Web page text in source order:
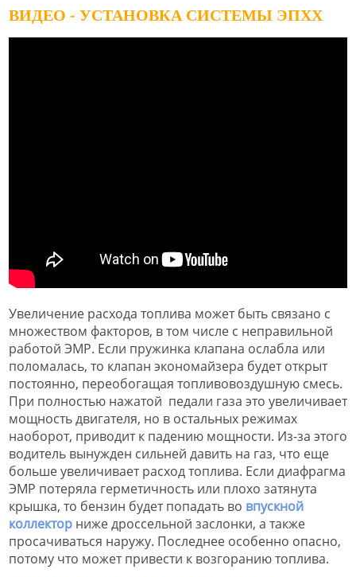
ВИДЕО - УСТАНОВКА СИСТЕМЫ ЭПХХ
Увеличение расхода топлива может быть связано с
множеством факторов, в том числе с неправильной
работой ЭМР. Если пружинка клапана ослабла или
поломалась, то клапан экономайзера будет открыт
постоянно, переобогащая топливовоздушную смесь.
При полностью нажатой педали газа это увеличивает
мощность двигателя, но в остальных режимах
наоборот, приводит к падению мощности. Из-за этого
водитель вынужден сильней давить на газ, что еще
больше увеличивает расход топлива. Если диафрагма
ЭМР потеряла герметичность или плохо затянута
крышка, то бензин будет попадать во впускной
коллектор ниже дроссельной заслонки, а также
просачиваться наружу. Последнее особенно опасно,
потому что может привести к возгоранию топлива.